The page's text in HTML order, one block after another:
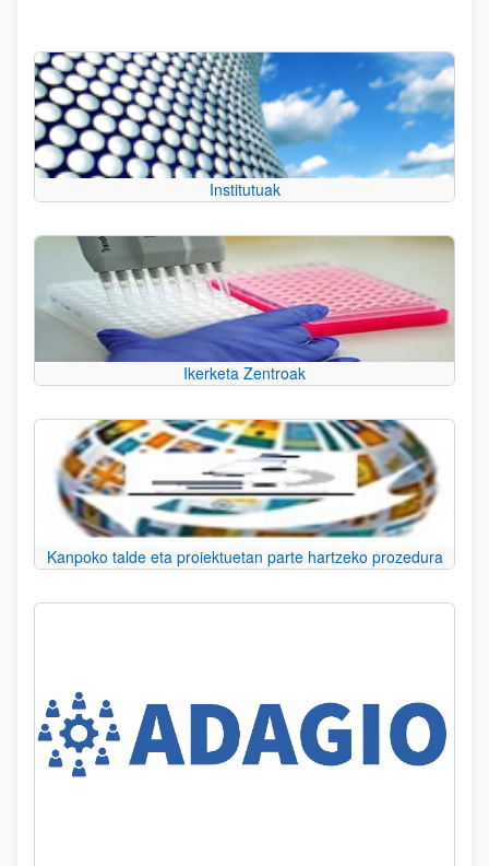
Institutuak
Ikerketa Zentroak
Kanpoko talde eta proiektuetan parte hartzeko prozedura